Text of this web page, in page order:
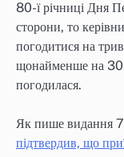
80-ї річниці Дня
сторони, то
погодитися на
щонайменше на 30
погодилася.
Як пише видання
підтвердив, що